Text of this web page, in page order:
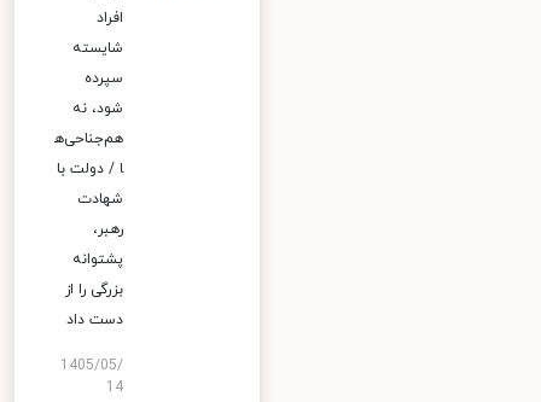
افراد
شایسته
سپرده
شود، نه
هم‌جناحی‌ه
ا / دولت با
شهادت
رهبر،
پشتوانه
بزرگی را از
دست داد
1405/05/
14